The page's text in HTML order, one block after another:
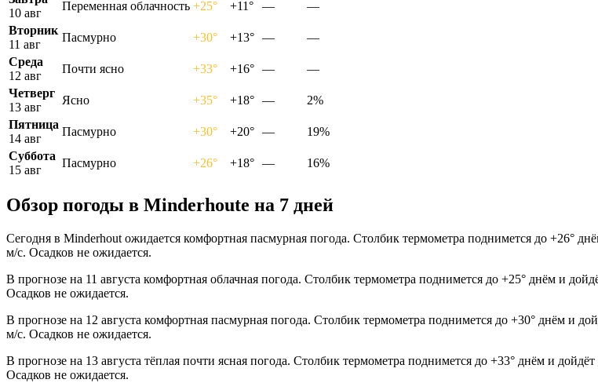
10 авг
Переменная облачность +25° +11° —
—
Вторник
11 авг
Пасмурно +30° +13° —
—
Среда
12 авг
Почти ясно +33° +16° —
—
Четверг
13 авг
Ясно +35° +18° —
2%
Пятница
14 авг
Пасмурно +30° +20° —
19%
Суббота
15 авг
Пасмурно +26° +18° — 16%
Обзор погоды в Minderhoutе на 7 дней
Сегодня в Minderhout ожидается комфортная пасмурная погода. Столбик термометра поднимется до +26°
м/с. Осадков не ожидается.
В прогнозе на 11 августа комфортная облачная погода. Столбик термометра поднимется до +25° днём и
Осадков не ожидается.
В прогнозе на 12 августа комфортная пасмурная погода. Столбик термометра поднимется до +30° днём и
м/с. Осадков не ожидается.
В прогнозе на 13 августа тёплая почти ясная погода. Столбик термометра поднимется до +33° днём и
Осадков не ожидается.